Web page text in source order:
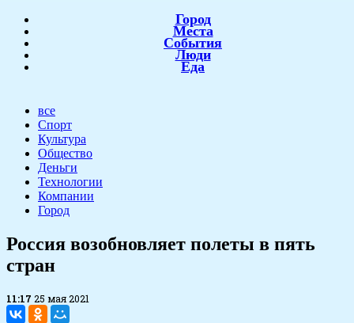
Город
Места
События
Люди
Еда
все
Спорт
Культура
Общество
Деньги
Технологии
Компании
Город
​Россия возобновляет полеты в пять
стран
11:17 25 мая 2021